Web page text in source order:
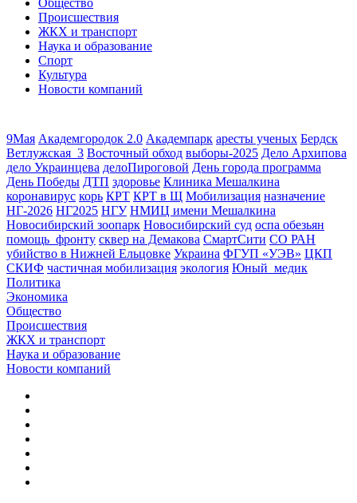
Происшествия
ЖКХ и транспорт
Наука и образование
Спорт
Культура
Новости компаний
9Мая Академгородок 2.0 Академпарк аресты ученых Бердск
Ветлужская_3 Восточный обход выборы-2025 Дело Архипова
дело Украинцева делоПироговой День города программа
День Победы ДТП здоровье Клиника Мешалкина
коронавирус корь КРТ КРТ в Щ Мобилизация назначение
НГ-2026 НГ2025 НГУ НМИЦ имени Мешалкина
Новосибирский зоопарк Новосибирский суд оспа обезьян
помощь_фронту сквер на Демакова СмартСити СО РАН
убийство в Нижней Ельцовке Украина ФГУП «УЭВ» ЦКП
СКИФ частичная мобилизация экология Юный_медик
Политика
Экономика
Общество
Происшествия
ЖКХ и транспорт
Наука и образование
Новости компаний